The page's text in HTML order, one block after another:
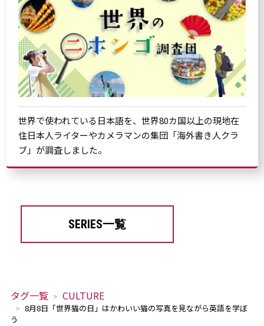
世界で使われている日本語を、世界80カ国以上の現地在
住日本人ライターやカメラマンの集団「海外書き人クラ
ブ」が調査しました。
SERIES一覧
タグ一覧 CULTURE
8月8日「世界猫の日」はかわいい猫の写真を見ながら英語を学ぼ
う